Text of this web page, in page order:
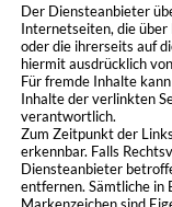
Der Diensteanbieter
Internetseiten, die über
oder die ihrerseits auf
hiermit ausdrücklich
Für fremde Inhalte
Inhalte der verlinkten
verantwortlich.
Zum Zeitpunkt der
erkennbar. Falls
Diensteanbieter
entfernen. Sämtliche in
Markenzeichen sind